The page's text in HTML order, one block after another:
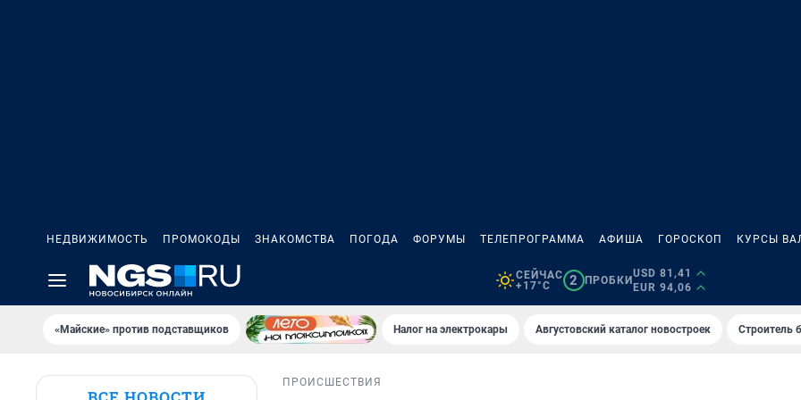
НЕДВИЖИМОСТЬ ПРОМОКОДЫ ЗНАКОМСТВА ПОГОДА ФОРУМЫ ТЕЛЕПРОГРАММА АФИША ГОРОСКОП КУРСЫ
СЕЙЧАС
+17°C
2 ПРОБКИ
USD 81,41
EUR 94,06
«Майские» против подставщиков Налог на электрокары Августовский каталог новостроек Строитель
ПРОИСШЕСТВИЯ